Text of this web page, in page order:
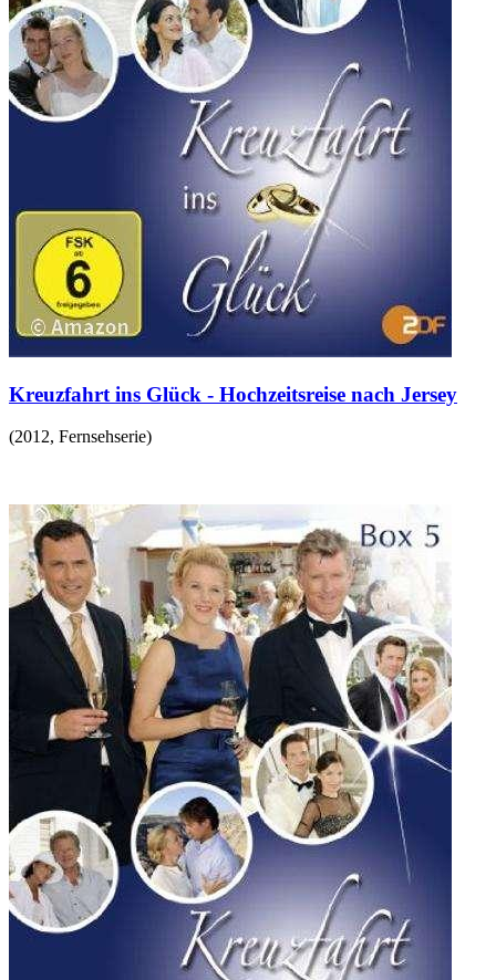
Kreuzfahrt ins Glück - Hochzeitsreise nach Jersey
(2012, Fernsehserie)